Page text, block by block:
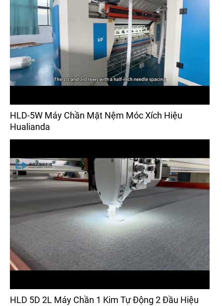
HLD-5W Máy Chần Mặt Nệm Móc Xích Hiệu
Hualianda
HLD 5D 2L Máy Chần 1 Kim Tự Động 2 Đầu Hiệu